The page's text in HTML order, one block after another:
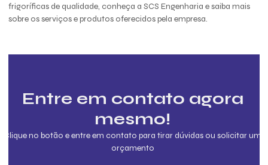
frigoríficas de qualidade, conheça a SCS Engenharia e saiba mais
sobre os serviços e produtos oferecidos pela empresa.
Entre em contato agora
mesmo!
Clique no botão e entre em contato para tirar dúvidas ou solicitar um
orçamento